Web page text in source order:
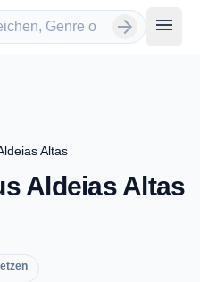
arrow_forward menu
Altas
Aldeias Altas